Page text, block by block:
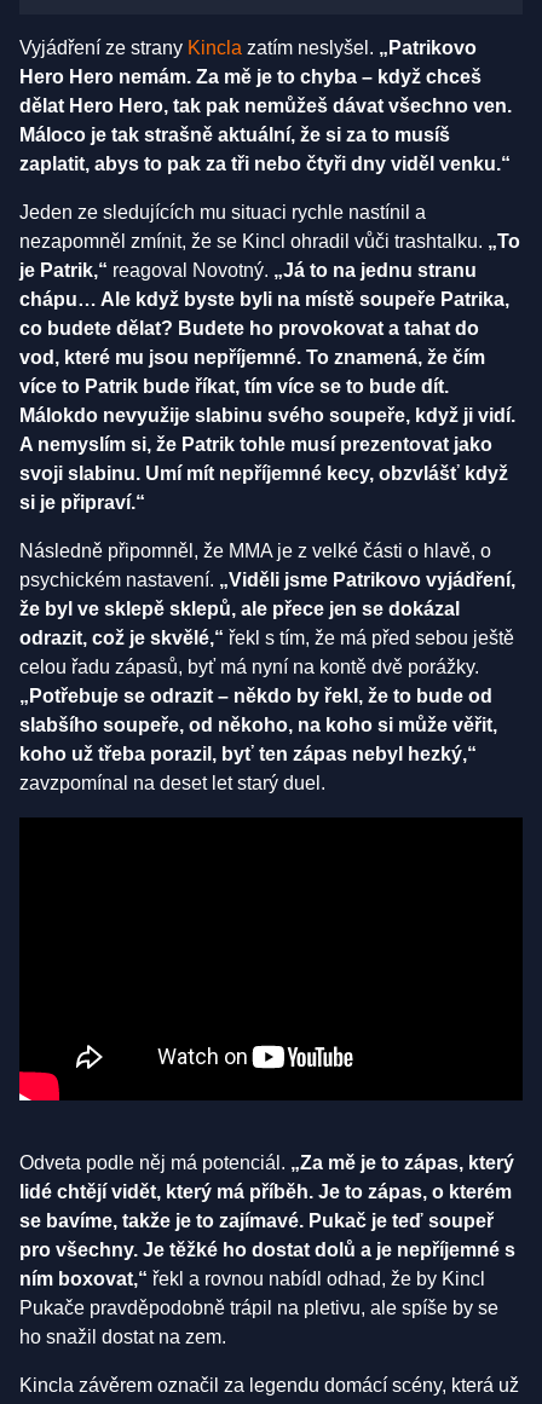
Vyjádření ze strany Kincla zatím neslyšel. „Patrikovo
Hero Hero nemám. Za mě je to chyba – když chceš
dělat Hero Hero, tak pak nemůžeš dávat všechno ven.
Máloco je tak strašně aktuální, že si za to musíš
zaplatit, abys to pak za tři nebo čtyři dny viděl venku.“
Jeden ze sledujících mu situaci rychle nastínil a
nezapomněl zmínit, že se Kincl ohradil vůči trashtalku. „To
je Patrik,“ reagoval Novotný. „Já to na jednu stranu
chápu… Ale když byste byli na místě soupeře Patrika,
co budete dělat? Budete ho provokovat a tahat do
vod, které mu jsou nepříjemné. To znamená, že čím
více to Patrik bude říkat, tím více se to bude dít.
Málokdo nevyužije slabinu svého soupeře, když ji vidí.
A nemyslím si, že Patrik tohle musí prezentovat jako
svoji slabinu. Umí mít nepříjemné kecy, obzvlášť když
si je připraví.“
Následně připomněl, že MMA je z velké části o hlavě, o
psychickém nastavení. „Viděli jsme Patrikovo vyjádření,
že byl ve sklepě sklepů, ale přece jen se dokázal
odrazit, což je skvělé,“ řekl s tím, že má před sebou ještě
celou řadu zápasů, byť má nyní na kontě dvě porážky.
„Potřebuje se odrazit – někdo by řekl, že to bude od
slabšího soupeře, od někoho, na koho si může věřit,
koho už třeba porazil, byť ten zápas nebyl hezký,“
zavzpomínal na deset let starý duel.
Odveta podle něj má potenciál. „Za mě je to zápas, který
lidé chtějí vidět, který má příběh. Je to zápas, o kterém
se bavíme, takže je to zajímavé. Pukač je teď soupeř
pro všechny. Je těžké ho dostat dolů a je nepříjemné s
ním boxovat,“ řekl a rovnou nabídl odhad, že by Kincl
Pukače pravděpodobně trápil na pletivu, ale spíše by se
ho snažil dostat na zem.
Kincla závěrem označil za legendu domácí scény, která už